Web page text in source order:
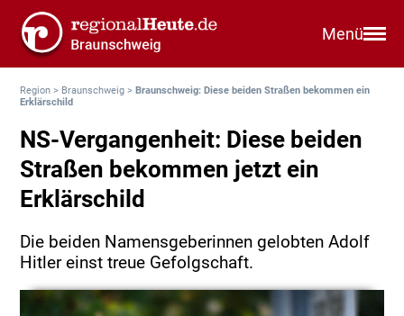
Menü
Region > Braunschweig >Braunschweig: Diese beiden Straßen bekommen ein
Erklärschild
NS-Vergangenheit: Diese beiden
Straßen bekommen jetzt ein
Erklärschild
Die beiden Namensgeberinnen gelobten Adolf
Hitler einst treue Gefolgschaft.